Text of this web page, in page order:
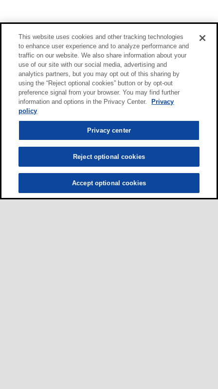
This website uses cookies and other tracking technologies
to enhance user experience and to analyze performance and
traffic on our website. We also share information about your
use of our site with our social media, advertising and
analytics partners, but you may opt out of this sharing by
using the “Reject optional cookies” button or by opt-out
preference signal from your browser. You may find further
information and options in the Privacy Center.
Privacy
policy
Privacy center
Reject optional cookies
Accept optional cookies